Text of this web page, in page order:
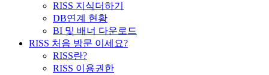
RISS 지식더하기
DB연계 현황
BI 및 배너 다운로드
RISS 처음 방문 이세요?
RISS란?
RISS 이용권한